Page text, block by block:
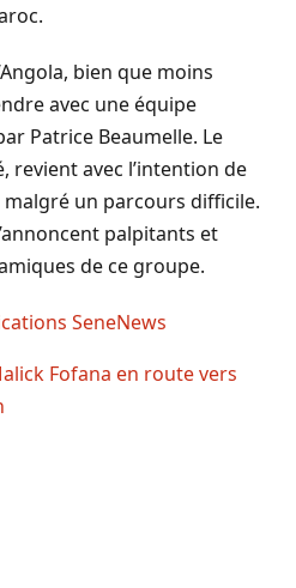
bien que moins
avec une équipe
Patrice Beaumelle. Le
revient avec l’intention de
un parcours difficile.
palpitants et
de ce groupe.
Fofana en route vers